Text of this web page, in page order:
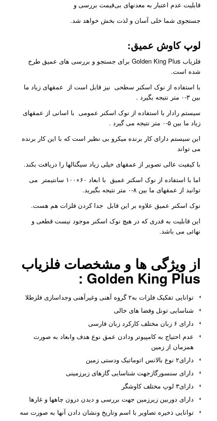
قابلیت عدم اعتبار به معدنهای بی‌قیمت بررسی و
جستجوی شما خلی آسان و لذت بخش خواهد شد.
لوپ کاوش عمیق:
فلزیاب Golden King Plus برای جستجو و بررسی های عمیق طرح
شده است.
با استفاده از نوک اسکنر سطحی نیز قابل است از عمقهای زیاد ما
بین ۳-۰ متر نتیجه بگیرد .
سیستم رادار با استفاده از نوک اسکنر عمومی با اسانی از عمقهای
زیاد ما بین ۵-۰ متر نتیجه می گیرد .
این سیستم دارای کار برنده میکرو بی نظیر است که با این کار برنده
می تواند
با کیفیت عالی تصویر از عمقهای خیلی زیاد سیگنالها را دریافت بکند.
اما با استفاده از نوک اسکنر عمیق با ابعاد ۶۰×۱۰۰ سانتیمتر می
توانید از عمقهای ما بین ۸-۰ متر نتیجه بگیرید.
نوک اسکنر عمیق علاوه بر این قابل جدا کردن فلزات هم هست.
این قابلیت به قدری که در هیچ نوک اسکنر موجود نیست قطعی و
نهائی می باشد.
از ویژگی ها و مشخصات فلزیاب
Golden King Plus :
توانایی تفکیک فلزات به۲ گروه آهنی وغیرآهنی وجداسازی فلزطلا
شناسایی تونل وفضا های خالی
دارای ۶ زبان مختلف کارکرد زبان فارسی
عدم احتیاج به کامپیوتر ودادن عمق نوع هدف وابعاد به صورت
همزمان از زمین
دارای۲ نوع بالانس اتوماتیک ودستی زمین
دارای سنسورگازجهت شناسایی گازهای زیرزمینی
دارای۳ لوپ مختلف کاوشگر
دارای دوربین زیرزمین جهت بررسی و دیدن درون چاهها و غارها
توانایی ذخیره تصاویر با اسم وتاریخ ونشان دادن آنها به صورت سه